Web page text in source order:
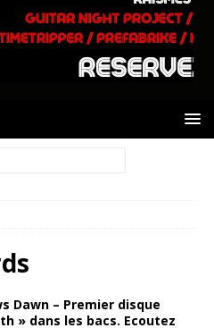
Dawn – Premier disque
» dans les bacs. Ecoutez